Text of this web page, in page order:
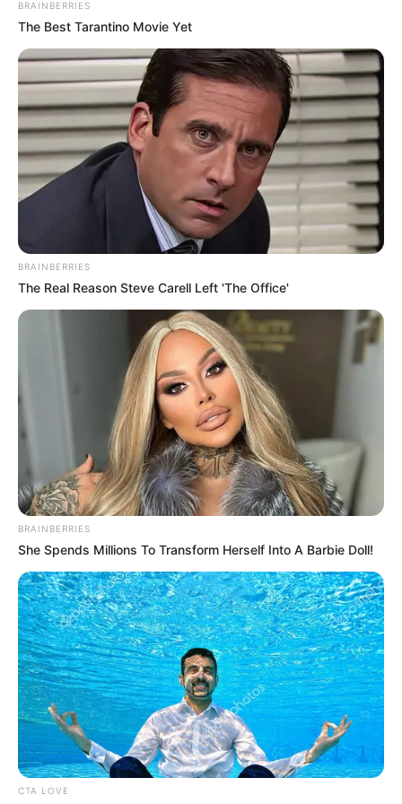
ΛΕΞΕΙΣ, ΛΕΣ ΚΑΙ...
ΑΠΟΨΕΙΣ
ΕΔΩ ΠΟΛΥΤΕΧΝΕΙΟ ΣΑΝ ΕΝΑ ΟΝΕΙΡΟ
ΕΔΩ ΠΟΛΥΤΕΧΝΕΙΟ ΣΑΝ ΕΝΑ ΟΝΕΙΡΟ….ΕΝΑ ΟΝΕΙΡΟ ΠΟΥ ΕΙΔΑ
ΕΧΘΕΣ…… ΕΙΔΑ ΛΕΕΙ ΟΤΙ ΖΟΥΣΑ ΣΕ ΜΙΑ ΑΛΛΗ ΕΠΟΧΗ ΚΑΙ
ΚΑΤΩ ΑΠΟ ΣΥΓΚΕΚΡΙΜΕΝΕΣ ΣΥΝΘΗΚΕΣ , ΑΛΛΑ ΚΑΙ...
ΚΟΙΝΩΝΙΚΑ ΔΙΚΤΥΑ
ΑΡΈΣΕΙ
ΕΓΓΡΑΦΕΊΤΕ
ΑΚΟΛΟΥΘΉΣΤΕ
BRAINBERRIES
The Best Tarantino Movie Yet
BRAINBERRIES
The Real Reason Steve Carell Left 'The Office'
BRAINBERRIES
She Spends Millions To Transform Herself Into A Barbie Doll!
CTA LOVE